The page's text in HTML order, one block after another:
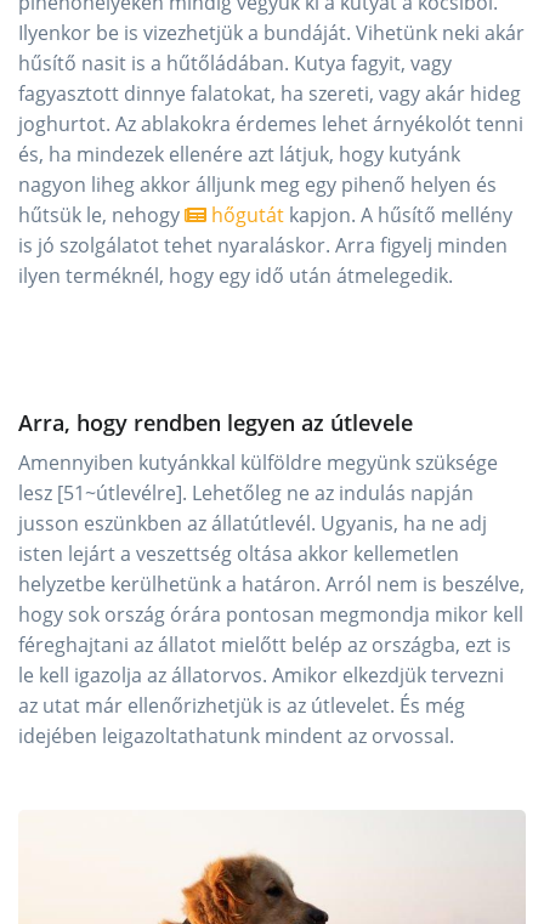
Ilyenkor be is vizezhetjük a bundáját. Vihetünk neki akár
hűsítő nasit is a hűtőládában. Kutya fagyit, vagy
fagyasztott dinnye falatokat, ha szereti, vagy akár hideg
joghurtot. Az ablakokra érdemes lehet árnyékolót tenni
és, ha mindezek ellenére azt látjuk, hogy kutyánk
nagyon liheg akkor álljunk meg egy pihenő helyen és
hűtsük le, nehogy
hőgutát kapjon. A hűsítő mellény
is jó szolgálatot tehet nyaraláskor. Arra figyelj minden
ilyen terméknél, hogy egy idő után átmelegedik.
Arra, hogy rendben legyen az útlevele
Amennyiben kutyánkkal külföldre megyünk szüksége
lesz [51~útlevélre]. Lehetőleg ne az indulás napján
jusson eszünkben az állatútlevél. Ugyanis, ha ne adj
isten lejárt a veszettség oltása akkor kellemetlen
helyzetbe kerülhetünk a határon. Arról nem is beszélve,
hogy sok ország órára pontosan megmondja mikor kell
féreghajtani az állatot mielőtt belép az országba, ezt is
le kell igazolja az állatorvos. Amikor elkezdjük tervezni
az utat már ellenőrizhetjük is az útlevelet. És még
idejében leigazoltathatunk mindent az orvossal.